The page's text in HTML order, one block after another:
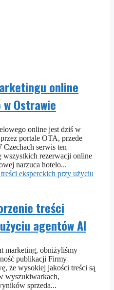
online
Ostrawie
online jest dziś w
portale OTA, przede
serwis ten
wszystkich rezerwacji online
narzuca hotelo...
treści
agentów AI
marketing, obniżyliśmy
publikacji Firmy
że wysokiej jakości treści są
wyszukiwarkach,
sprzeda...